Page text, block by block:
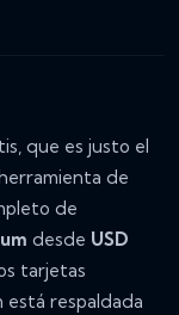
que es justo el
de
de
desde USD
tarjetas
está respaldada